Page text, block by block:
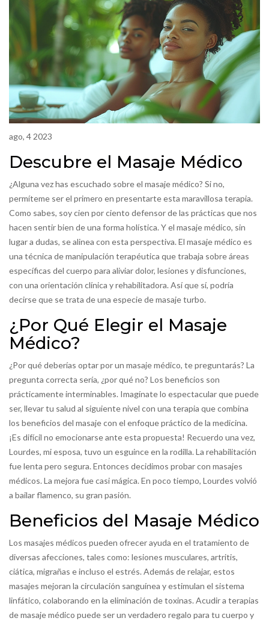
ago, 4 2023
Descubre el Masaje Médico
¿Alguna vez has escuchado sobre el masaje médico? Si no,
permíteme ser el primero en presentarte esta maravillosa terapia.
Como sabes, soy cien por ciento defensor de las prácticas que nos
hacen sentir bien de una forma holística. Y el masaje médico, sin
lugar a dudas, se alinea con esta perspectiva. El masaje médico es
una técnica de manipulación terapéutica que trabaja sobre áreas
específicas del cuerpo para aliviar dolor, lesiones y disfunciones,
con una orientación clínica y rehabilitadora. Así que sí, podría
decirse que se trata de una especie de masaje turbo.
¿Por Qué Elegir el Masaje
Médico?
¿Por qué deberías optar por un masaje médico, te preguntarás? La
pregunta correcta sería, ¿por qué no? Los beneficios son
prácticamente interminables. Imagínate lo espectacular que puede
ser, llevar tu salud al siguiente nivel con una terapia que combina
los beneficios del masaje con el enfoque práctico de la medicina.
¡Es difícil no emocionarse ante esta propuesta! Recuerdo una vez,
Lourdes, mi esposa, tuvo un esguince en la rodilla. La rehabilitación
fue lenta pero segura. Entonces decidimos probar con masajes
médicos. La mejora fue casi mágica. En poco tiempo, Lourdes volvió
a bailar flamenco, su gran pasión.
Beneficios del Masaje Médico
Los masajes médicos pueden ofrecer ayuda en el tratamiento de
diversas afecciones, tales como: lesiones musculares, artritis,
ciática, migrañas e incluso el estrés. Además de relajar, estos
masajes mejoran la circulación sanguínea y estimulan el sistema
linfático, colaborando en la eliminación de toxinas. Acudir a terapias
de masaje médico puede ser un verdadero regalo para tu cuerpo y